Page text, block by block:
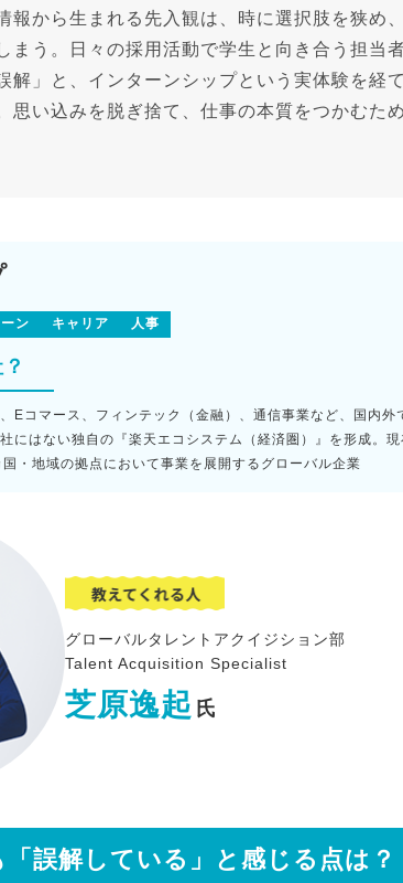
報から生まれる先入観は、時に選択肢を狭め
まう。日々の採用活動で学生と向き合う担当
解」と、インターンシップという実体験を経
思い込みを脱ぎ捨て、仕事の本質をつかむた
ン キャリア 人事
Eコマース、フィンテック（金融）、通信事業など、国内外
にはない独自の『楽天エコシステム（経済圏）』を形成。
・地域の拠点において事業を展開するグローバル企業
グローバルタレントアクイジション部
Talent Acquisition Specialist
芝原逸起 氏
誤解している」と感じる点は？